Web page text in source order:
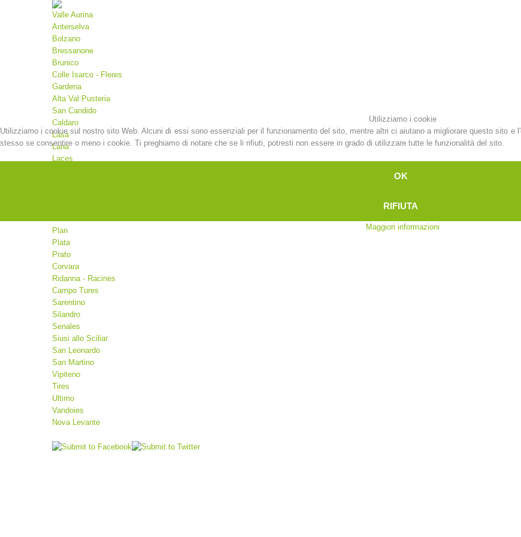
Richiesta di soccorso
piste
Valle Aurina
Anterselva
Bolzano
Bressanone
Brunico
Colle Isarco - Fleres
Gardena
Alta Val Pusteria
San Candido
Caldaro
Lasa
Lana
Laces
Plan
Plata
Prato
Corvara
Ridanna - Racines
Campo Tures
Sarentino
Silandro
Senales
Siusi allo Sciliar
San Leonardo
San Martino
Vipiteno
Tires
Ultimo
Vandoies
Nova Levante
Utilizziamo i cookie
Utilizziamo i cookie sul nostro sito Web. Alcuni di essi sono essenziali per il funzionamento del sito, mentre altri ci aiutano a migliorare questo sito e
stesso se consentire o meno i cookie. Ti preghiamo di notare che se li rifiuti, potresti non essere in grado di utilizzare tutte le funzionalità del sito.
OK
RIFIUTA
Maggiori informazioni